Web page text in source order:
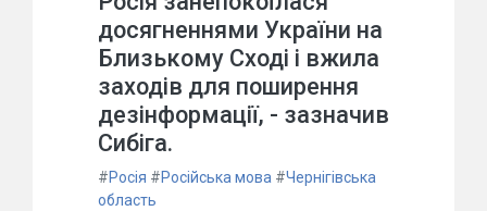
досягненнями України на
Близькому Сході і вжила
заходів для поширення
дезінформації, - зазначив
Сибіга.
#Росія #Російська мова #Чернігівська
область